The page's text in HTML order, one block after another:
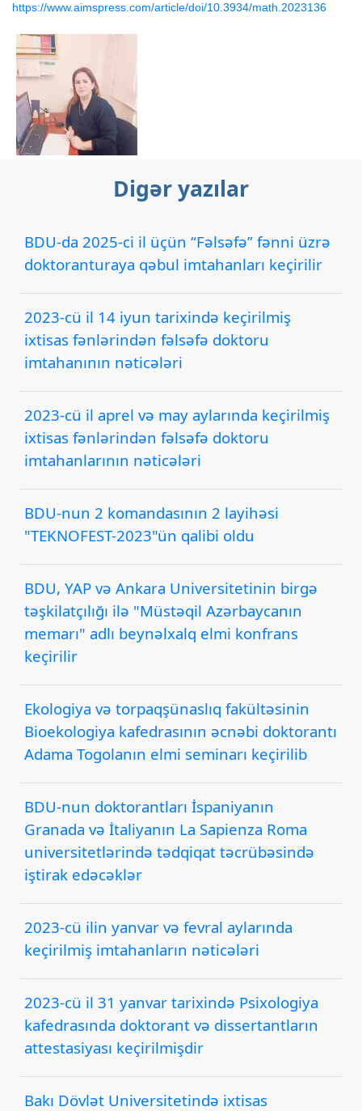
https://www.aimspress.com/article/doi/10.3934/math.2023136
Digər yazılar
BDU-da 2025-ci il üçün “Fəlsəfə” fənni üzrə
doktoranturaya qəbul imtahanları keçirilir
2023-cü il 14 iyun tarixində keçirilmiş
ixtisas fənlərindən fəlsəfə doktoru
imtahanının nəticələri
2023-cü il aprel və may aylarında keçirilmiş
ixtisas fənlərindən fəlsəfə doktoru
imtahanlarının nəticələri
BDU-nun 2 komandasının 2 layihəsi
"TEKNOFEST-2023"ün qalibi oldu
BDU, YAP və Ankara Universitetinin birgə
təşkilatçılığı ilə "Müstəqil Azərbaycanın
memarı" adlı beynəlxalq elmi konfrans
keçirilir
Ekologiya və torpaqşünaslıq fakültəsinin
Bioekologiya kafedrasının əcnəbi doktorantı
Adama Togolanın elmi seminarı keçirilib
BDU-nun doktorantları İspaniyanın
Granada və İtaliyanın La Sapienza Roma
universitetlərində tədqiqat təcrübəsində
iştirak edəcəklər
2023-cü ilin yanvar və fevral aylarında
keçirilmiş imtahanların nəticələri
2023-cü il 31 yanvar tarixində Psixologiya
kafedrasında doktorant və dissertantların
attestasiyası keçirilmişdir
Bakı Dövlət Universitetində ixtisas